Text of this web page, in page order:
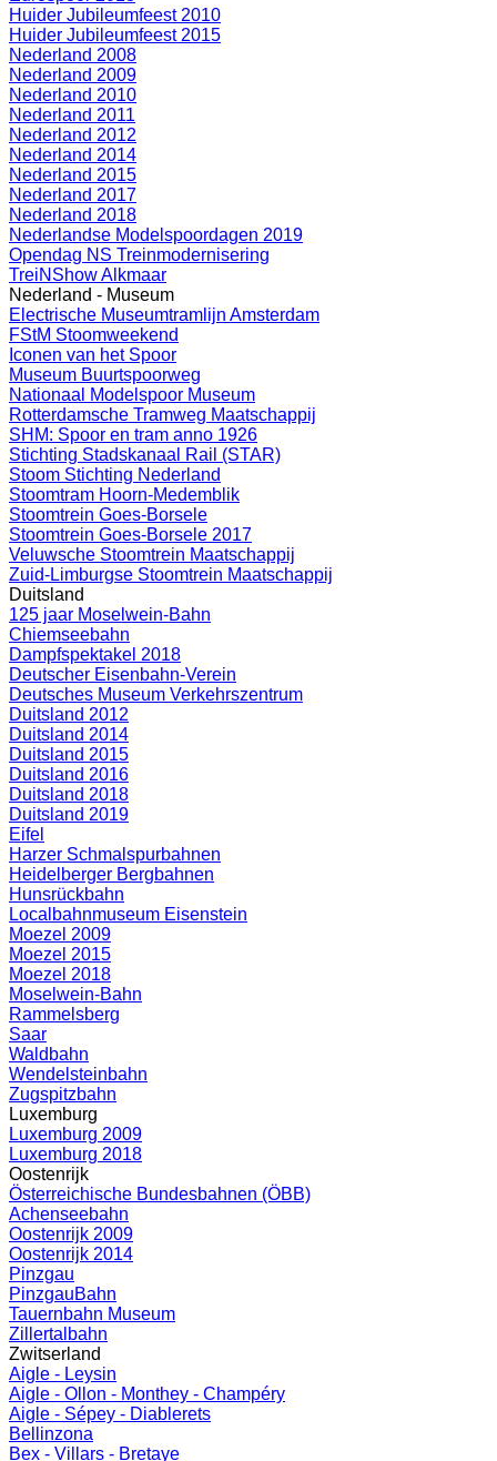
Huider Jubileumfeest 2010
Huider Jubileumfeest 2015
Nederland 2008
Nederland 2009
Nederland 2010
Nederland 2011
Nederland 2012
Nederland 2014
Nederland 2015
Nederland 2017
Nederland 2018
Nederlandse Modelspoordagen 2019
Opendag NS Treinmodernisering
TreiNShow Alkmaar
Nederland - Museum
Electrische Museumtramlijn Amsterdam
FStM Stoomweekend
Iconen van het Spoor
Museum Buurtspoorweg
Nationaal Modelspoor Museum
Rotterdamsche Tramweg Maatschappij
SHM: Spoor en tram anno 1926
Stichting Stadskanaal Rail (STAR)
Stoom Stichting Nederland
Stoomtram Hoorn-Medemblik
Stoomtrein Goes-Borsele
Stoomtrein Goes-Borsele 2017
Veluwsche Stoomtrein Maatschappij
Zuid-Limburgse Stoomtrein Maatschappij
Duitsland
125 jaar Moselwein-Bahn
Chiemseebahn
Dampfspektakel 2018
Deutscher Eisenbahn-Verein
Deutsches Museum Verkehrszentrum
Duitsland 2012
Duitsland 2014
Duitsland 2015
Duitsland 2016
Duitsland 2018
Duitsland 2019
Eifel
Harzer Schmalspurbahnen
Heidelberger Bergbahnen
Hunsrückbahn
Localbahnmuseum Eisenstein
Moezel 2009
Moezel 2015
Moezel 2018
Moselwein-Bahn
Rammelsberg
Saar
Waldbahn
Wendelsteinbahn
Zugspitzbahn
Luxemburg
Luxemburg 2009
Luxemburg 2018
Oostenrijk
Österreichische Bundesbahnen (ÖBB)
Achenseebahn
Oostenrijk 2009
Oostenrijk 2014
Pinzgau
PinzgauBahn
Tauernbahn Museum
Zillertalbahn
Zwitserland
Aigle - Leysin
Aigle - Ollon - Monthey - Champéry
Aigle - Sépey - Diablerets
Bellinzona
Bex - Villars - Bretaye